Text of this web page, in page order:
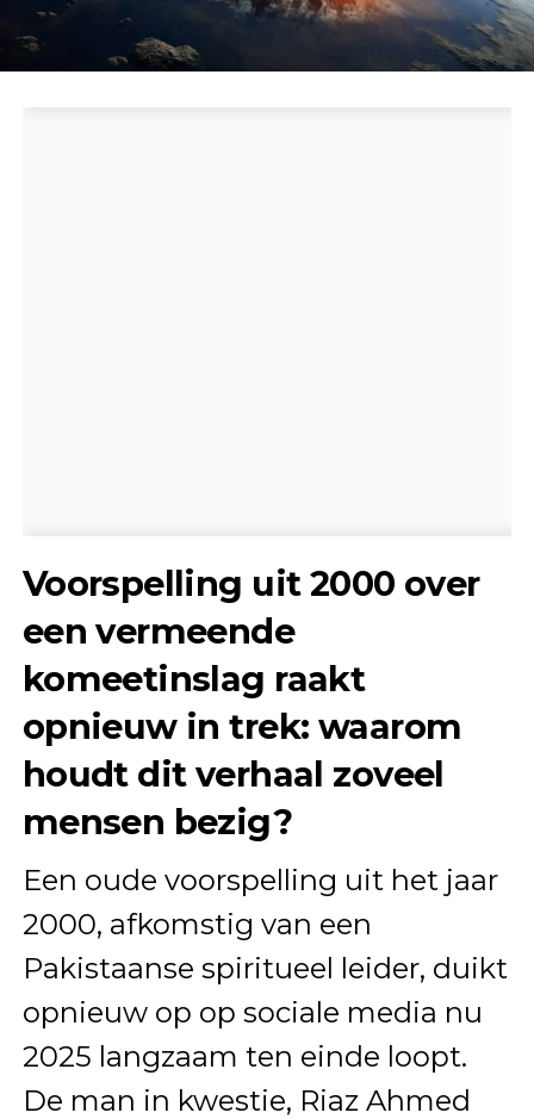
Voorspelling uit 2000 over
een vermeende
komeetinslag raakt
opnieuw in trek: waarom
houdt dit verhaal zoveel
mensen bezig?
Een oude voorspelling uit het jaar
2000, afkomstig van een
Pakistaanse spiritueel leider, duikt
opnieuw op op sociale media nu
2025 langzaam ten einde loopt.
De man in kwestie, Riaz Ahmed